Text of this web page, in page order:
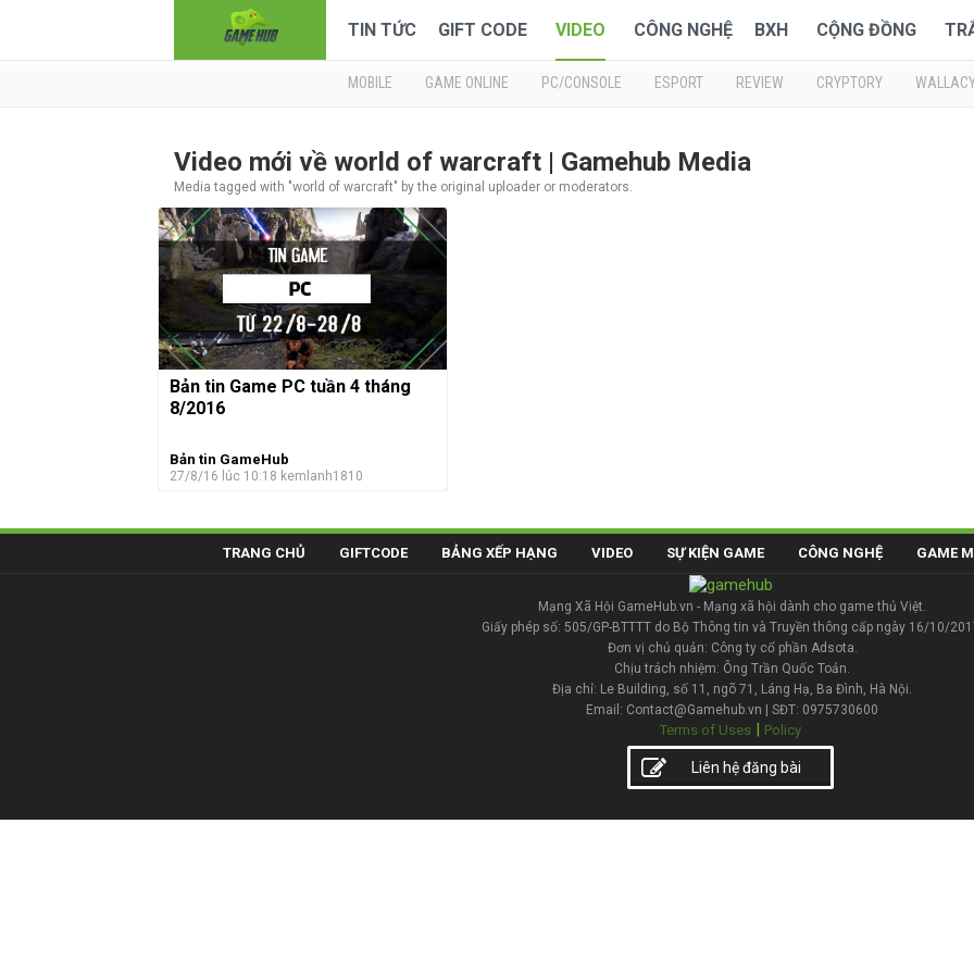
TIN TỨC GIFT CODE VIDEO CÔNG NGHỆ BXH CỘNG ĐỒNG
MOBILE GAME ONLINE PC/CONSOLE ESPORT REVIEW CRYPTORY
Video mới về world of warcraft | Gamehub Media
Media tagged with "world of warcraft" by the original uploader or moderators.
Bản tin Game PC tuần 4 tháng
8/2016
Bản tin GameHub
27/8/16 lúc 10:18 kemlanh1810
TRANG CHỦ GIFTCODE BẢNG XẾP HẠNG VIDEO SỰ KIỆN GAME CÔNG NGHỆ GAME
Mạng Xã Hội GameHub.vn - Mạng xã hội dành cho game thủ Việt.
Giấy phép số: 505/GP-BTTTT do Bộ Thông tin và Truyền thông cấp ngày 16/10/
Đơn vị chủ quản: Công ty cổ phần Adsota.
Chịu trách nhiệm: Ông Trần Quốc Toản.
Địa chỉ: Le Building, số 11, ngõ 71, Láng Hạ, Ba Đình, Hà Nội.
Email: Contact@Gamehub.vn | SĐT: 0975730600
Terms of Uses | Policy
Liên hệ đăng bài